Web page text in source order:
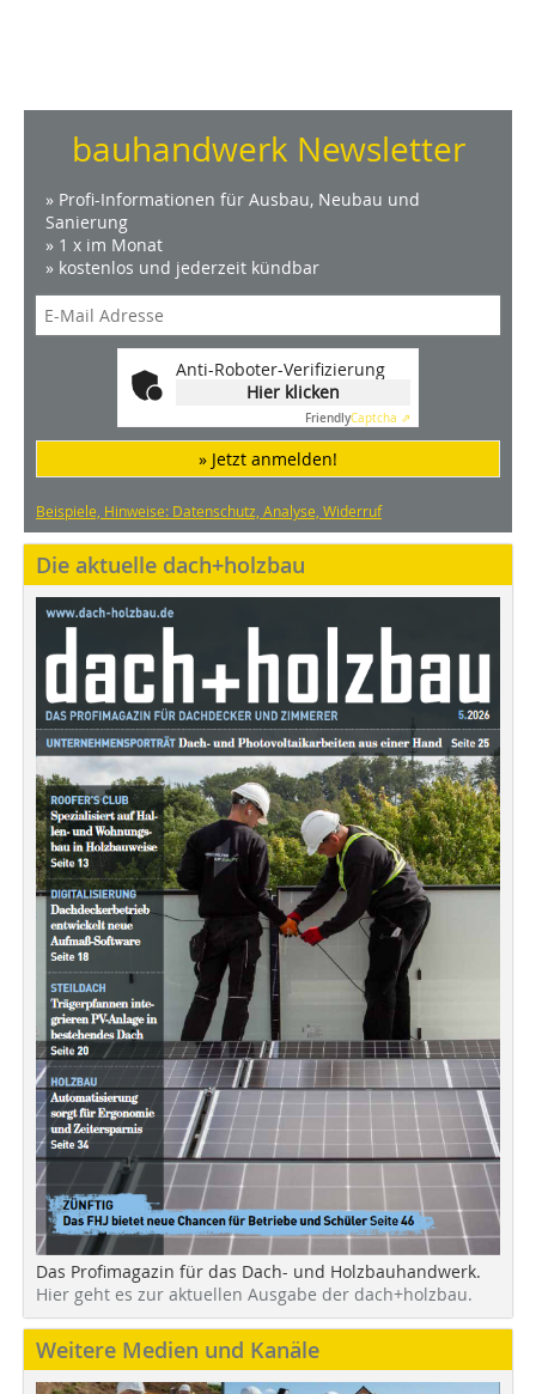
bauhandwerk Newsletter
» Profi-Informationen für Ausbau, Neubau und
Sanierung
» 1 x im Monat
» kostenlos und jederzeit kündbar
Anti-Roboter-Verifizierung
Hier klicken
FriendlyCaptcha ⇗
» Jetzt anmelden!
Beispiele, Hinweise: Datenschutz, Analyse, Widerruf
Die aktuelle dach+holzbau
Das Profimagazin für das Dach- und Holzbauhandwerk.
Hier geht es zur aktuellen Ausgabe der dach+holzbau.
Weitere Medien und Kanäle